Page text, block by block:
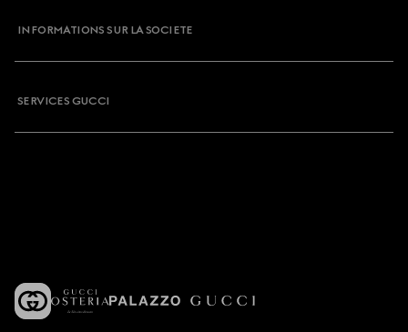
INFORMATIONS SUR LA SOCIETE
SERVICES GUCCI